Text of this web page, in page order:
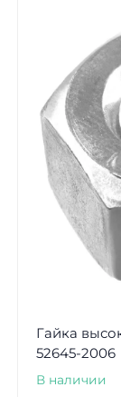
Гайка
52645-2006
В наличии